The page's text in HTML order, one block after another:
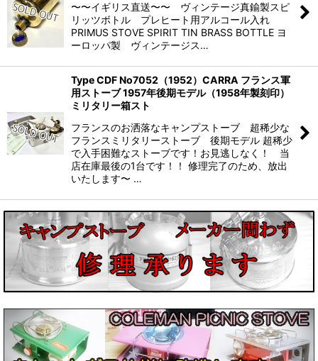
〜〜イギリス直送〜〜 ヴィンテージ真鍮製スピ
リッツボトル プレヒート用アルコール入れ
PRIMUS STOVE SPIRIT TIN BRASS BOTTLE ヨ
ーロッパ製 ヴィンテージス…
Type CDF No7052（1952）CARRA フランス軍
用ストーブ 1957年後期モデル（1958年製刻印）
ミリタリー箱スト
フランスのお洒落なキャンプストーブ 超稀少な
フランスミリタリーストーブ 後期モデル 超稀少
で入手困難なストーブです！お見逃しなく！ 当
店在庫最後の1台です！！ 修理完了のため、放出
いたします〜 …